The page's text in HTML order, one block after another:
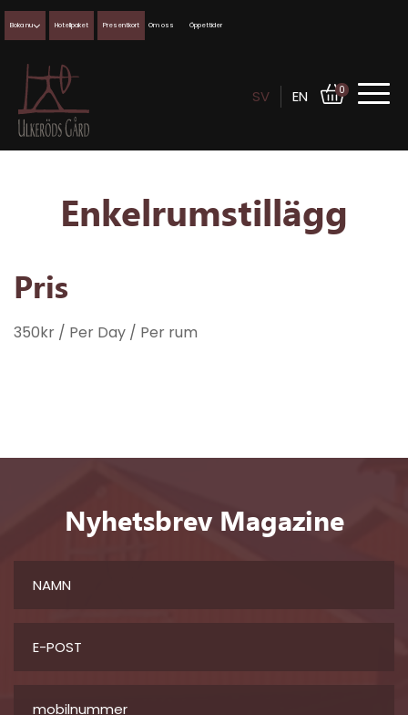
0
Boka nu Hotellpaket Presentkort Om oss Öppettider
SV EN
Enkelrumstillägg
Pris
350kr / Per Day / Per rum
Nyhetsbrev Magazine